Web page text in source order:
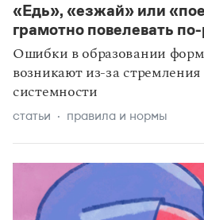
«Едь», «езжай» или
грамотно повелевать
Ошибки в образовании
возникают из-за
системности
статьи правила и нормы